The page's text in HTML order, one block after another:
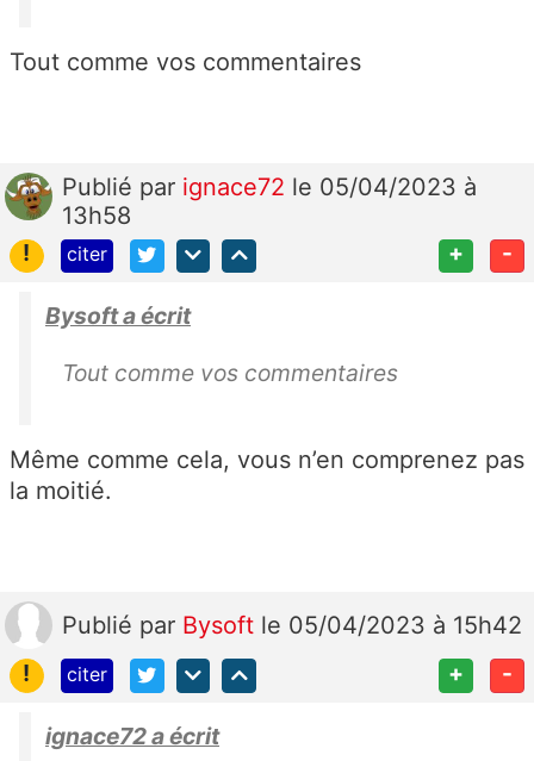
Tout comme vos commentaires
Publié par ignace72 le 05/04/2023 à
13h58
!
citer + -
Bysoft a écrit
Tout comme vos commentaires
Même comme cela, vous n’en comprenez pas
la moitié.
Publié par Bysoft le 05/04/2023 à 15h42
!
citer + -
ignace72 a écrit